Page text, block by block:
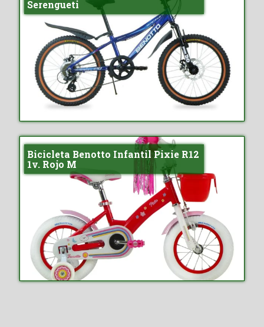
Serengueti
Bicicleta Benotto Infantil Pixie R12
1v. Rojo M